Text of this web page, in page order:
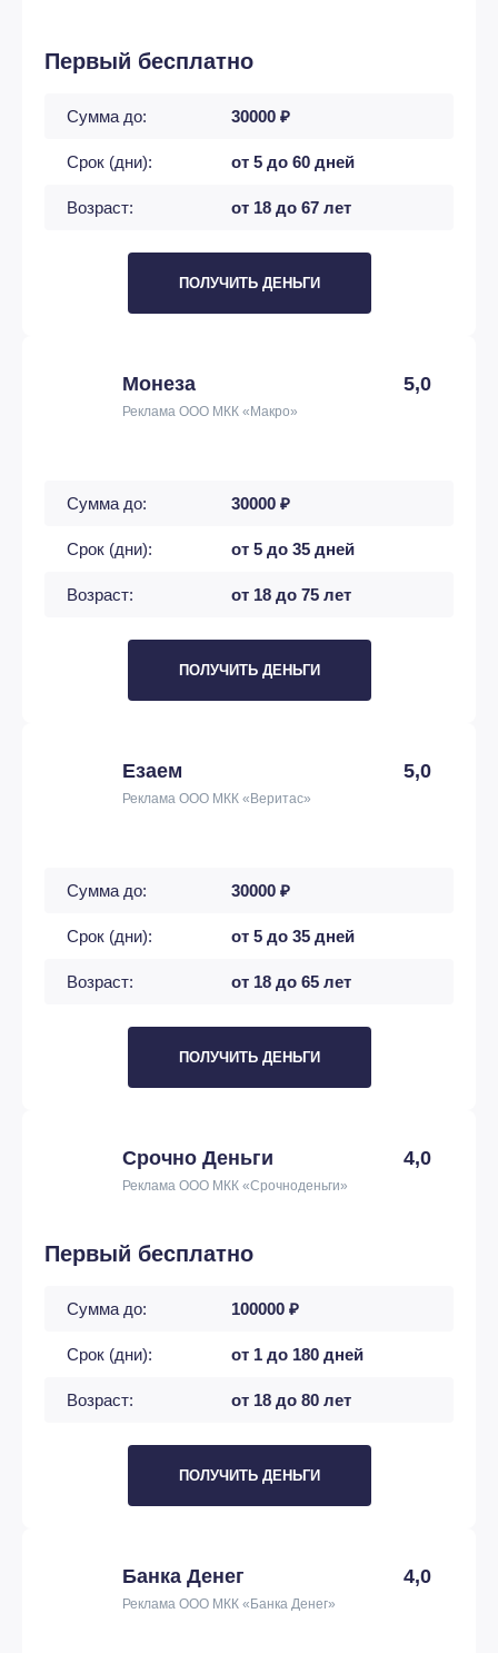
Первый бесплатно
Сумма до: 30000 ₽
Срок (дни): от 5 до 60 дней
Возраст: от 18 до 67 лет
ПОЛУЧИТЬ ДЕНЬГИ
Монеза 5,0
Реклама ООО МКК «Макро»
Сумма до: 30000 ₽
Срок (дни): от 5 до 35 дней
Возраст: от 18 до 75 лет
ПОЛУЧИТЬ ДЕНЬГИ
Езаем 5,0
Реклама ООО МКК «Веритас»
Сумма до: 30000 ₽
Срок (дни): от 5 до 35 дней
Возраст: от 18 до 65 лет
ПОЛУЧИТЬ ДЕНЬГИ
Срочно Деньги 4,0
Реклама ООО МКК «Срочноденьги»
Первый бесплатно
Сумма до: 100000 ₽
Срок (дни): от 1 до 180 дней
Возраст: от 18 до 80 лет
ПОЛУЧИТЬ ДЕНЬГИ
Банка Денег 4,0
Реклама ООО МКК «Банка Денег»